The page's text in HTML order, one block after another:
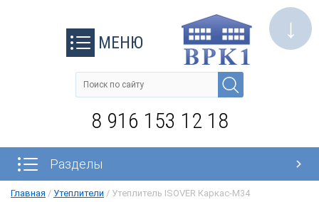
↓
МЕНЮ
8 916 153 12 18
Разделы
Главная / Утеплители / Утеплитель ISOVER Каркас-М34